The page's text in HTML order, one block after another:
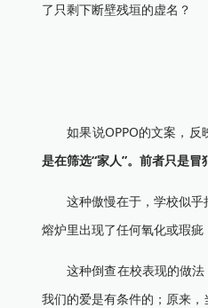
了只剩下断壁残垣的虚名？
如果说OPPO的文案，反
是在筛选“家人”。前者只是冒
这种傲慢在于，学校似乎把
熔炉里出现了任何氧化或瑕疵
这种倒查在校表现的做法
我们的爱是有条件的；原来